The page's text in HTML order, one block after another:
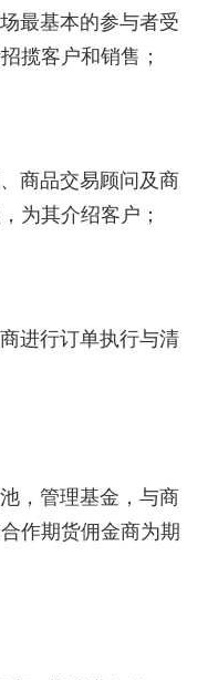
最基本的参与者受
揽客户和销售；
商品交易顾问及商
为其介绍客户；
进行订单执行与清
，管理基金，与商
作期货佣金商为期